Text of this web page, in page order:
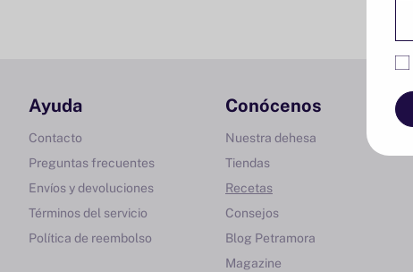
Ayuda
Contacto
Preguntas frecuentes
Envíos y devoluciones
Términos del servicio
Política de reembolso
Conócenos
Nuestra dehesa
Tiendas
Recetas
Consejos
Blog Petramora
Magazine